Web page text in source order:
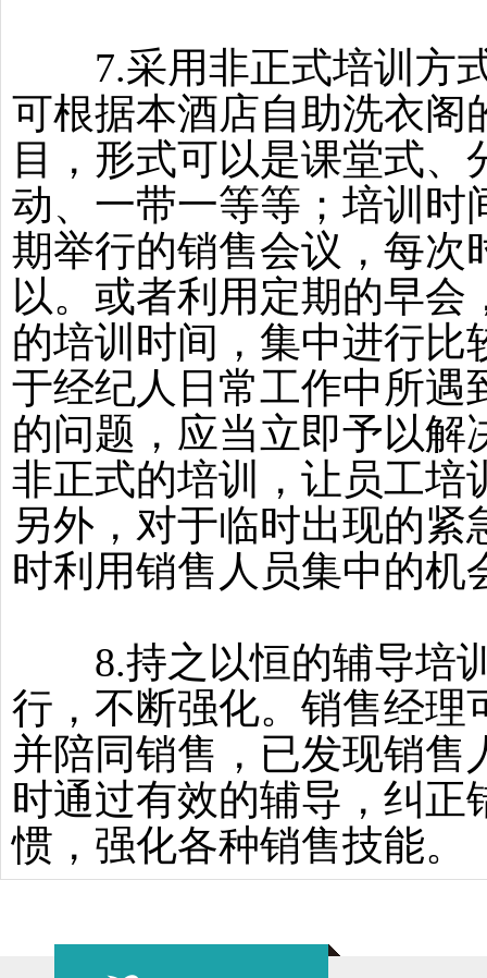
7.采用非正式培训方式
可根据本酒店自助洗衣阁
目，形式可以是课堂式
动、一带一等等；培训时
期举行的销售会议，每
以。或者利用定期的早
的培训时间，集中进行比
于经纪人日常工作中所遇
的问题，应当立即予以解
非正式的培训，让员工培
另外，对于临时出现的
时利用销售人员集中的机
8.持之以恒的辅导培训
行，不断强化。销售经理
并陪同销售，已发现销售
时通过有效的辅导，纠正
惯，强化各种销售技能。